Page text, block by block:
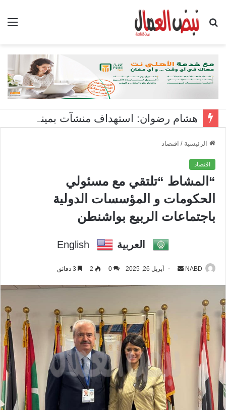
بحث
الرئيسية / اقتصاد
اقتصاد
“المشاط “تلتقي مع مسئولي
الحكومات و المؤسسات الدولية
باجتماعات الربيع بواشنطن
العربية English
NABD
ك
أبريل 26, 2025 0
2